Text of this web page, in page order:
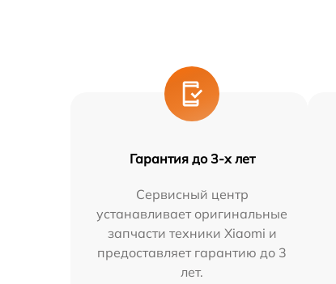
Гарантия до 3-х лет
Сервисный центр
устанавливает оригинальные
запчасти техники Xiaomi и
предоставляет гарантию до 3
лет.